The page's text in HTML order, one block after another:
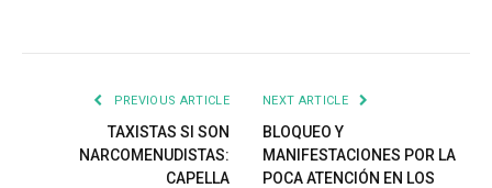
PREVIOUS ARTICLE
TAXISTAS SI SON
NARCOMENUDISTAS:
CAPELLA
NEXT ARTICLE
BLOQUEO Y
MANIFESTACIONES POR LA
POCA ATENCIÓN EN LOS